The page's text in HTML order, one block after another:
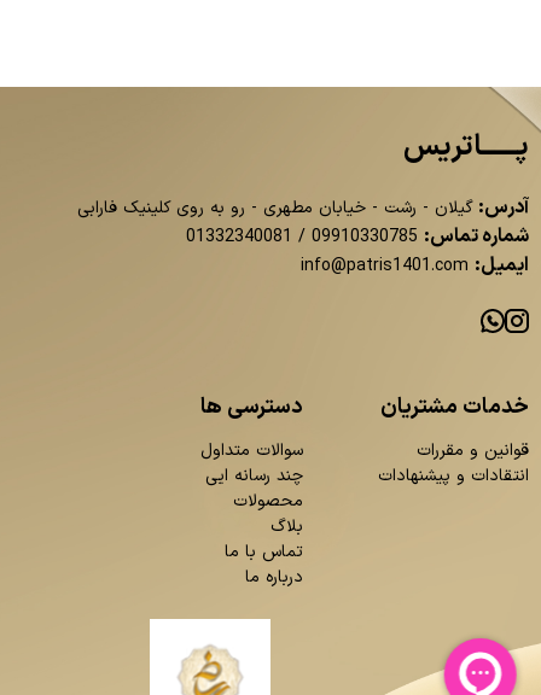
پــــــاتریس
آدرس: گیلان - رشت - خیابان مطهری - رو به روی کلینیک فارابی
شماره تماس: 09910330785
/
01332340081
ایمیل: info@patris1401.com
خدمات مشتریان
قوانین و مقررات
انتقادات و پیشنهادات
دسترسی ها
سوالات متداول
چند رسانه ایی
محصولات
بلاگ
تماس با ما
درباره ما